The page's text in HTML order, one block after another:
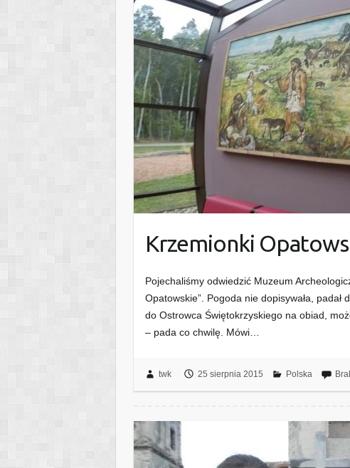
Krzemionki
Pojechaliśmy odwiedzić Muzeum
Opatowskie”. Pogoda nie dopisywała,
do Ostrowca Świętokrzyskiego na obiad,
– pada co chwilę. Mówi…
twk 25 sierpnia 2015 Polska